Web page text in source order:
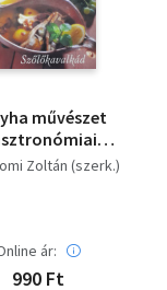
művészet
- 1999/5
Zoltán (szerk.)
ár:
990 Ft